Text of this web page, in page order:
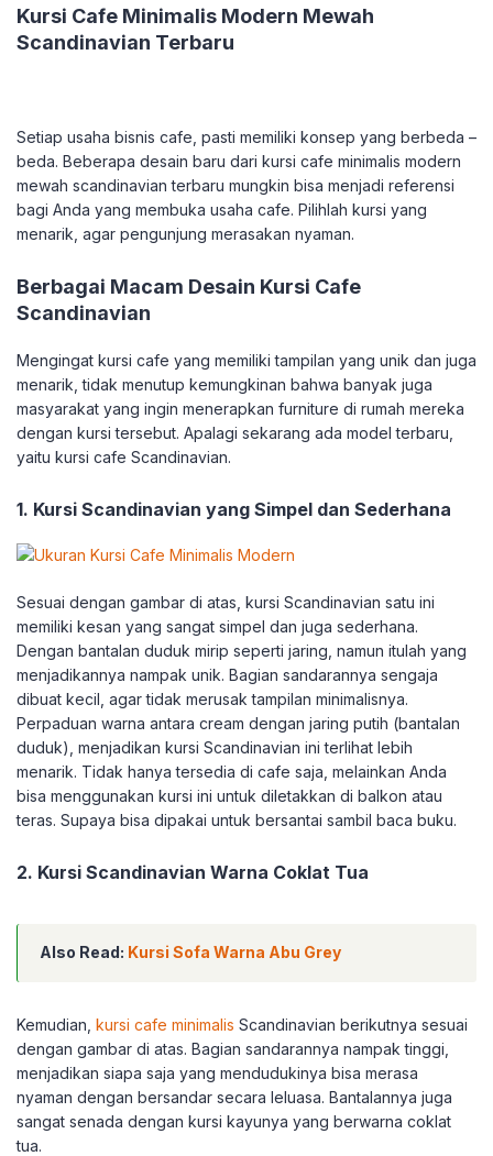
Kursi Cafe Minimalis Modern Mewah
Scandinavian Terbaru
Setiap usaha bisnis cafe, pasti memiliki konsep yang berbeda –
beda. Beberapa desain baru dari kursi cafe minimalis modern
mewah scandinavian terbaru mungkin bisa menjadi referensi
bagi Anda yang membuka usaha cafe. Pilihlah kursi yang
menarik, agar pengunjung merasakan nyaman.
Berbagai Macam Desain Kursi Cafe
Scandinavian
Mengingat kursi cafe yang memiliki tampilan yang unik dan juga
menarik, tidak menutup kemungkinan bahwa banyak juga
masyarakat yang ingin menerapkan furniture di rumah mereka
dengan kursi tersebut. Apalagi sekarang ada model terbaru,
yaitu kursi cafe Scandinavian.
1. Kursi Scandinavian yang Simpel dan Sederhana
Sesuai dengan gambar di atas, kursi Scandinavian satu ini
memiliki kesan yang sangat simpel dan juga sederhana.
Dengan bantalan duduk mirip seperti jaring, namun itulah yang
menjadikannya nampak unik. Bagian sandarannya sengaja
dibuat kecil, agar tidak merusak tampilan minimalisnya.
Perpaduan warna antara cream dengan jaring putih (bantalan
duduk), menjadikan kursi Scandinavian ini terlihat lebih
menarik. Tidak hanya tersedia di cafe saja, melainkan Anda
bisa menggunakan kursi ini untuk diletakkan di balkon atau
teras. Supaya bisa dipakai untuk bersantai sambil baca buku.
2. Kursi Scandinavian Warna Coklat Tua
Also Read: Kursi Sofa Warna Abu Grey
Kemudian, kursi cafe minimalis Scandinavian berikutnya sesuai
dengan gambar di atas. Bagian sandarannya nampak tinggi,
menjadikan siapa saja yang mendudukinya bisa merasa
nyaman dengan bersandar secara leluasa. Bantalannya juga
sangat senada dengan kursi kayunya yang berwarna coklat
tua.